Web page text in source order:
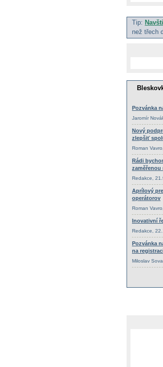
Tip:
než třech